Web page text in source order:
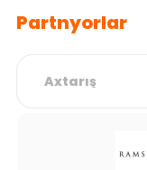
Partnyorlar